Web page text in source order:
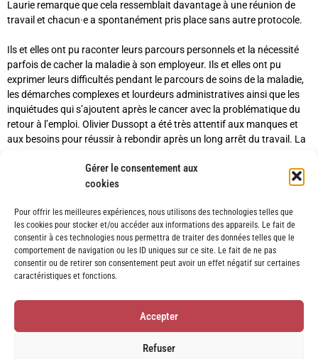
Gérer le consentement aux
cookies
Pour offrir les meilleures expériences, nous utilisons des technologies telles que
les cookies pour stocker et/ou accéder aux informations des appareils. Le fait de
consentir à ces technologies nous permettra de traiter des données telles que le
comportement de navigation ou les ID uniques sur ce site. Le fait de ne pas
consentir ou de retirer son consentement peut avoir un effet négatif sur certaines
caractéristiques et fonctions.
Accepter
Refuser
Laurie remarque que cela ressemblait davantage à une réunion de
travail et chacun·e a spontanément pris place sans autre protocole.
Ils et elles ont pu raconter leurs parcours personnels et la nécessité
parfois de cacher la maladie à son employeur. Ils et elles ont pu
exprimer leurs difficultés pendant le parcours de soins de la maladie,
les démarches complexes et lourdeurs administratives ainsi que les
inquiétudes qui s’ajoutent après le cancer avec la problématique du
retour à l’emploi. Olivier Dussopt a été très attentif aux manques et
aux besoins pour réussir à rebondir après un long arrêt du travail. La
ses bénéficiaires afin de partager son expérience et de participer à
l’amélioration des conditions de retour à l’emploi.